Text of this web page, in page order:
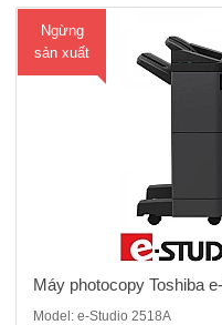
Ngừng
sản xuất
Máy photocopy Toshiba
Model: e-Studio 2518A